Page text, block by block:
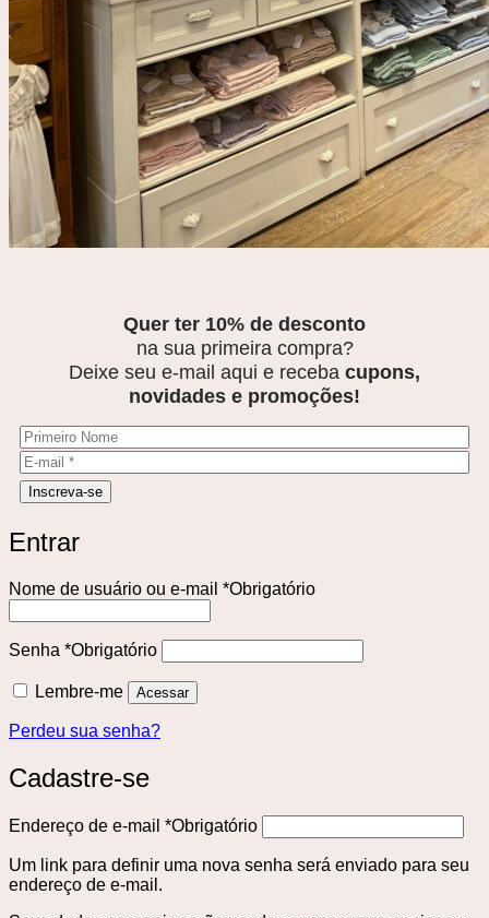
Quer ter 10% de desconto
na sua primeira compra?
Deixe seu e-mail aqui e receba cupons,
novidades e promoções!
Entrar
Nome de usuário ou e-mail *Obrigatório
Senha *Obrigatório
Lembre-me Acessar
Perdeu sua senha?
Cadastre-se
Endereço de e-mail *Obrigatório
Um link para definir uma nova senha será enviado para seu
endereço de e-mail.